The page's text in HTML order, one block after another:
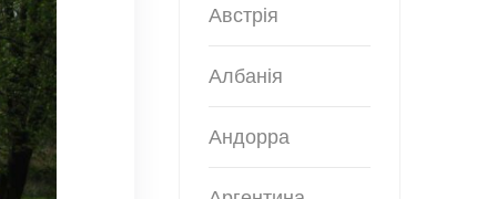
Австрія
Албанія
Андорра